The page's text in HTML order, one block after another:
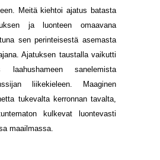
Meitä kiehtoi ajatus batasta
ja luonteen omaavana
sen perinteisestä asemasta
Ajatuksen taustalla vaikutti
laahushameen sanelemista
liikekieleen. Maaginen
tukevalta kerronnan tavalta,
kulkevat luontevasti
maailmassa.